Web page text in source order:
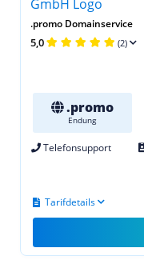
.promo Domainservice
5,0 (2)
.promo
Endung
Telefonsupport
Tarifdetails